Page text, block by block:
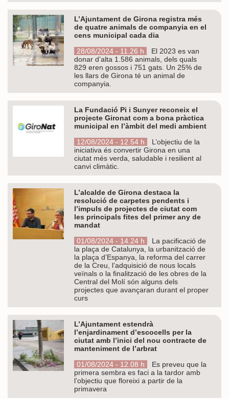
L’Ajuntament de Girona registra més
de quatre animals de companyia en el
cens municipal cada dia
28/08/2024 - 11.26 h
El 2023 es van
donar d’alta 1.586 animals, dels quals
829 eren gossos i 751 gats. Un 25% de
les llars de Girona té un animal de
companyia.
La Fundació Pi i Sunyer reconeix el
projecte Gironat com a bona pràctica
municipal en l’àmbit del medi ambient
12/08/2024 - 12.54 h
L’objectiu de la
iniciativa és convertir Girona en una
ciutat més verda, saludable i resilient al
canvi climàtic.
L’alcalde de Girona destaca la
resolució de carpetes pendents i
l’impuls de projectes de ciutat com
les principals fites del primer any de
mandat
01/08/2024 - 14.24 h
La pacificació de
la plaça de Catalunya, la urbanització de
la plaça d’Espanya, la reforma del carrer
de la Creu, l’adquisició de nous locals
veïnals o la finalització de les obres de la
Central del Molí són alguns dels
projectes que avançaran durant el proper
curs
L’Ajuntament estendrà
l’enjardinament d’escocells per la
ciutat amb l’inici del nou contracte de
manteniment de l’arbrat
01/08/2024 - 12.08 h
Es preveu que la
primera sembra es faci a la tardor amb
l’objectiu que floreixi a partir de la
primavera